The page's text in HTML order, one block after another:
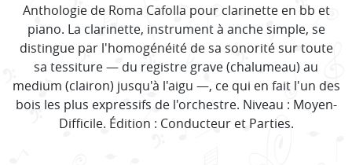
Anthologie de Roma Cafolla pour clarinette en bb et
piano. La clarinette, instrument à anche simple, se
distingue par l'homogénéité de sa sonorité sur toute
sa tessiture — du registre grave (chalumeau) au
medium (clairon) jusqu'à l'aigu —, ce qui en fait l'un des
bois les plus expressifs de l'orchestre. Niveau : Moyen-
Difficile. Édition : Conducteur et Parties.